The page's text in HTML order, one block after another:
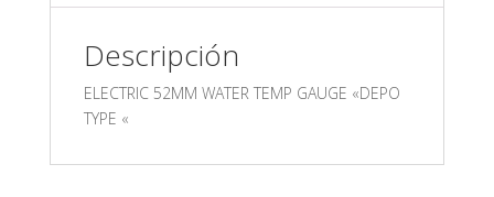
Descripción
ELECTRIC 52MM WATER TEMP GAUGE «DEPO
TYPE «